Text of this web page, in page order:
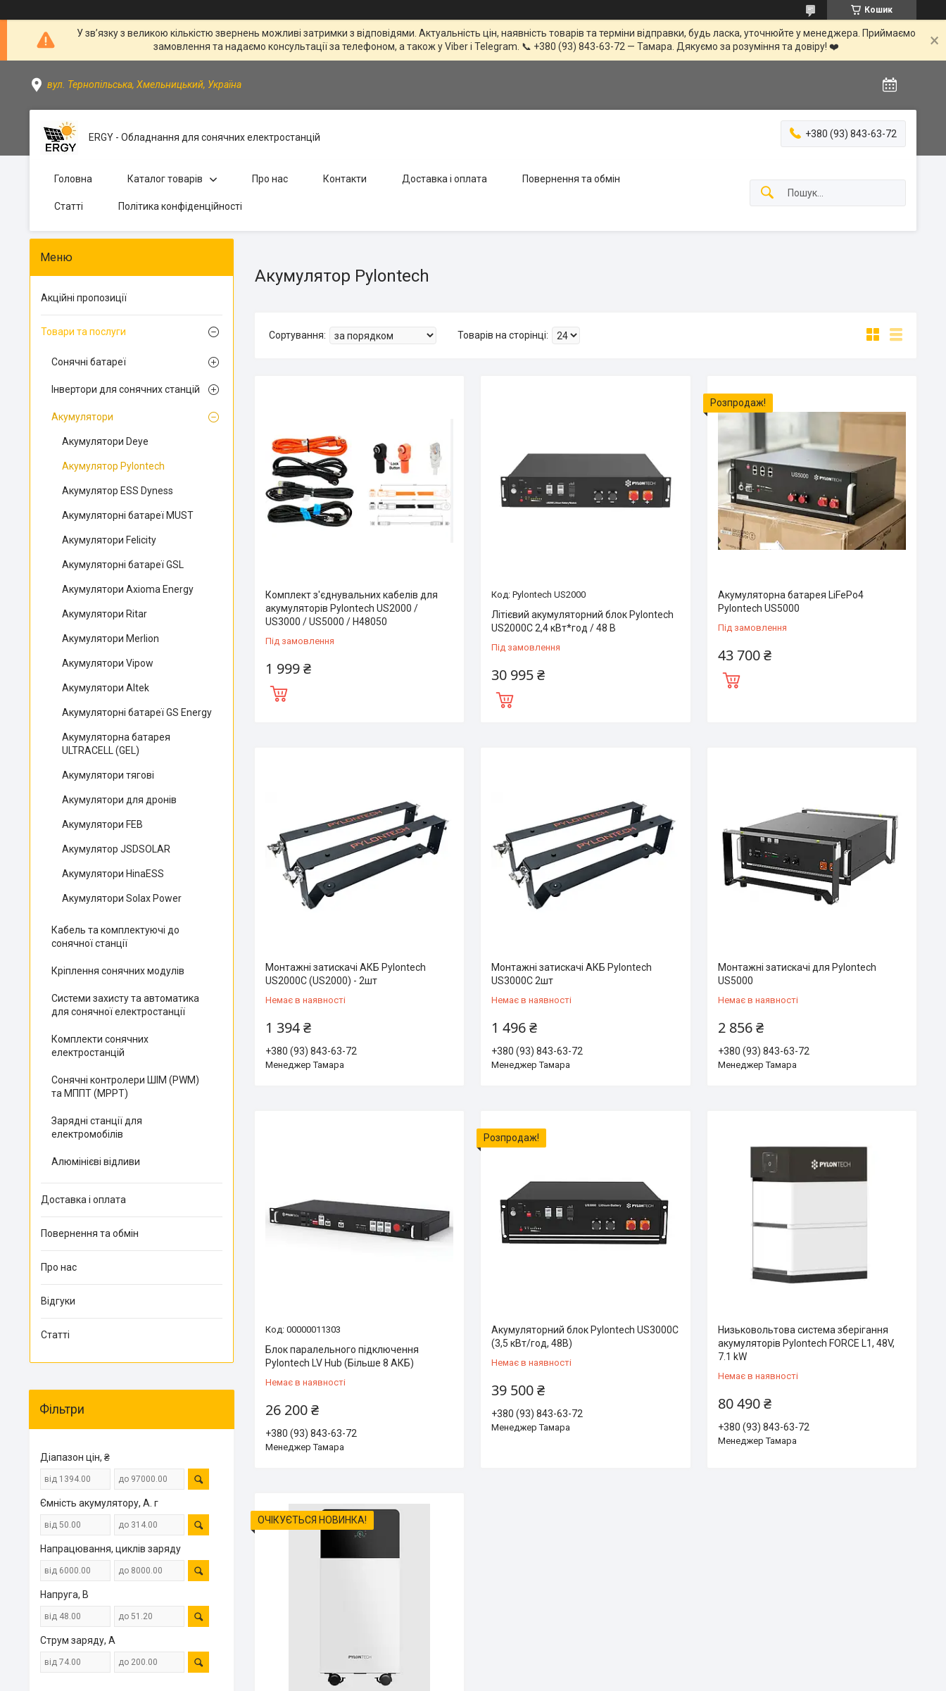
Кошик
У зв’язку з великою кількістю звернень можливі затримки з відповідями. Актуальність цін, наявність товарів та терміни відправки, будь ласка, уточнюйте у менеджера. Приймаємо
замовлення та надаємо консультації за телефоном, а також у Viber і Telegram. 📞 +380 (93) 843-63-72 — Тамара. Дякуємо за розуміння та довіру! ❤️
вул. Тернопільська, Хмельницький, Україна
ERGY - Обладнання для сонячних електростанцій +380 (93) 843-63-72
Головна Каталог товарів Про нас Контакти Доставка і оплата Повернення та обмін
Статті Політика конфіденційності
Акумулятор Pylontech
Комплект з'єднувальних кабелів для
акумуляторів Pylontech US2000 /
US3000 / US5000 / H48050
Під замовлення
1 999 ₴
Pylontech US2000
Літієвий акумуляторний блок Pylontech
US2000C 2,4 кВт*год / 48 В
Під замовлення
30 995 ₴
Розпродаж!
Акумуляторна батарея LiFePo4
Pylontech US5000
Під замовлення
43 700 ₴
Монтажні затискачі АКБ Pylontech
US2000С (US2000) - 2шт
Немає в наявності
1 394 ₴
+380 (93) 843-63-72
Менеджер Тамара
Монтажні затискачі АКБ Pylontech
US3000С 2шт
Немає в наявності
1 496 ₴
+380 (93) 843-63-72
Менеджер Тамара
Монтажні затискачі для Pylontech
US5000
Немає в наявності
2 856 ₴
+380 (93) 843-63-72
Менеджер Тамара
00000011303
Блок паралельного підключення
Pylontech LV Hub (Більше 8 АКБ)
Немає в наявності
26 200 ₴
+380 (93) 843-63-72
Менеджер Тамара
Розпродаж!
Акумуляторний блок Pylontech US3000C
(3,5 кВт/год, 48В)
Немає в наявності
39 500 ₴
+380 (93) 843-63-72
Менеджер Тамара
Низьковольтова система зберігання
акумуляторів Pylontech FORCE L1, 48V,
7.1 kW
Немає в наявності
80 490 ₴
+380 (93) 843-63-72
Менеджер Тамара
ОЧІКУЄТЬСЯ НОВИНКА!
Акційні пропозиції
Товари та послуги
Сонячні батареї
Інвертори для сонячних станцій
Акумулятори
Акумулятори Deye
Акумулятор Pylontech
Акумулятор ESS Dyness
Акумуляторні батареї MUST
Акумулятори Felicity
Акумуляторні батареї GSL
Акумулятори Axioma Energy
Акумулятори Ritar
Акумулятори Merlion
Акумулятори Vipow
Акумулятори Altek
Акумуляторні батареї GS Energy
Акумуляторна батарея
ULTRACELL (GEL)
Акумулятори тягові
Акумулятори для дронів
Акумулятори FEB
Акумулятор JSDSOLAR
Акумулятори HinaESS
Акумулятори Solax Power
Кабель та комплектуючі до
сонячної станції
Кріплення сонячних модулів
Системи захисту та автоматика
для сонячної електростанції
Комплекти сонячних
електростанцій
Сонячні контролери ШІМ (PWM)
та МППТ (MPPT)
Зарядні станції для
електромобілів
Алюмінієві відливи
Доставка і оплата
Повернення та обмін
Про нас
Відгуки
Статті
Фільтри
Діапазон цін, ₴
Ємність акумулятору, А. г
Напрацювання, циклів заряду
Напруга, В
Струм заряду, А